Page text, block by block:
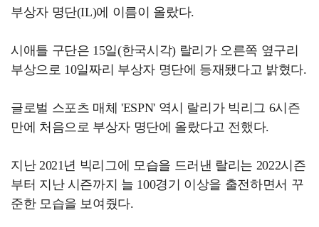
부상자 명단(IL)에 이름이 올랐다.
시애틀 구단은 15일(한국시각) 랄리가 오른쪽 옆구리
부상으로 10일짜리 부상자 명단에 등재됐다고 밝혔다.
글로벌 스포츠 매체 'ESPN' 역시 랄리가 빅리그 6시즌
만에 처음으로 부상자 명단에 올랐다고 전했다.
지난 2021년 빅리그에 모습을 드러낸 랄리는 2022시즌
부터 지난 시즌까지 늘 100경기 이상을 출전하면서 꾸
준한 모습을 보여줬다.